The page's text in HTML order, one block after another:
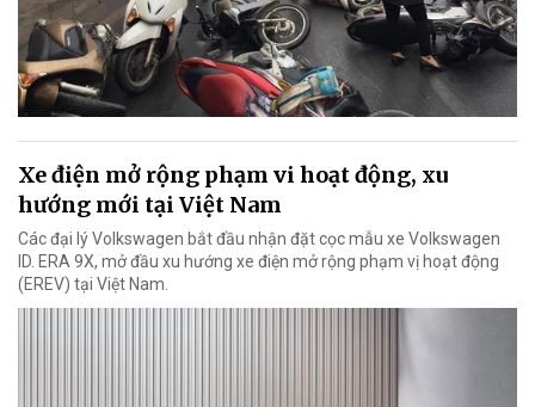
Xe điện mở rộng phạm vi hoạt động, xu
hướng mới tại Việt Nam
Các đại lý Volkswagen bắt đầu nhận đặt cọc mẫu xe Volkswagen
ID. ERA 9X, mở đầu xu hướng xe điện mở rộng phạm vị hoạt động
(EREV) tại Việt Nam.